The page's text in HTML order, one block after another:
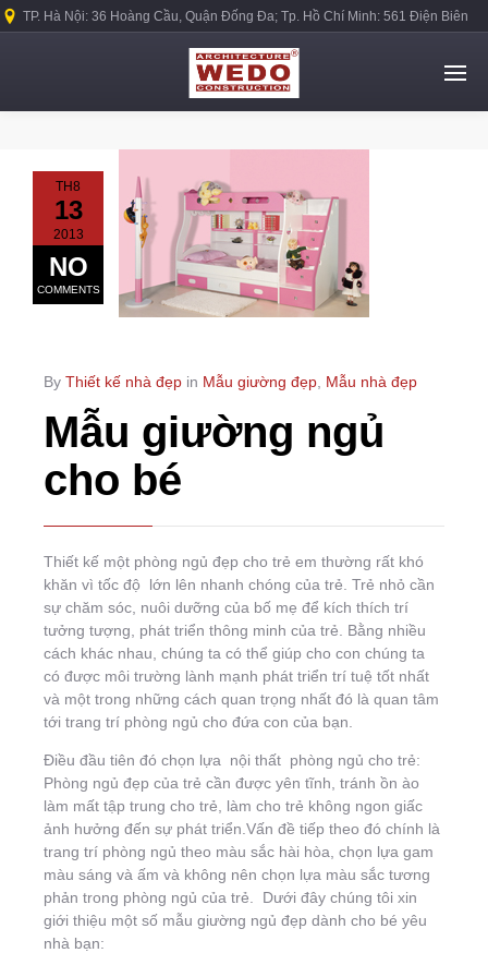
TP. Hà Nội: 36 Hoàng Cầu, Quận Đống Đa; Tp. Hồ Chí Minh: 561 Điện Biên
TH8
13
2013
NO
COMMENTS
By Thiết kế nhà đẹp in Mẫu giường đẹp Mẫu nhà đẹp
Mẫu giường ngủ
cho bé
Thiết kế một phòng ngủ đẹp cho trẻ em thường rất khó
khăn vì tốc độ lớn lên nhanh chóng của trẻ. Trẻ nhỏ cần
sự chăm sóc, nuôi dưỡng của bố mẹ để kích thích trí
tưởng tượng, phát triển thông minh của trẻ. Bằng nhiều
cách khác nhau, chúng ta có thể giúp cho con chúng ta
có được môi trường lành mạnh phát triển trí tuệ tốt nhất
và một trong những cách quan trọng nhất đó là quan tâm
tới trang trí phòng ngủ cho đứa con của bạn.
Điều đầu tiên đó chọn lựa nội thất phòng ngủ cho trẻ:
Phòng ngủ đẹp của trẻ cần được yên tĩnh, tránh ồn ào
làm mất tập trung cho trẻ, làm cho trẻ không ngon giấc
ảnh hưởng đến sự phát triển.Vấn đề tiếp theo đó chính là
trang trí phòng ngủ theo màu sắc hài hòa, chọn lựa gam
màu sáng và ấm và không nên chọn lựa màu sắc tương
phản trong phòng ngủ của trẻ. Dưới đây chúng tôi xin
giới thiệu một số mẫu giường ngủ đẹp dành cho bé yêu
nhà bạn: